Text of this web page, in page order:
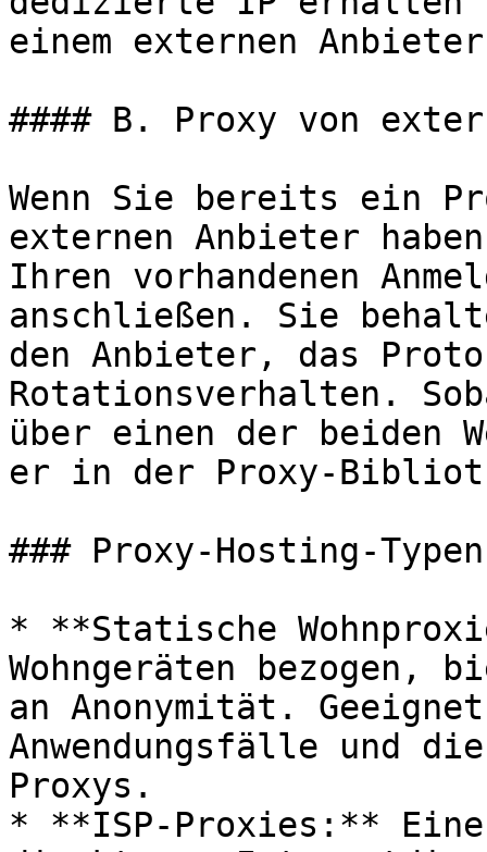
einem externen
#### B. Proxy von
Wenn Sie bereits ein
externen Anbieter
Ihren vorhandenen
anschließen. Sie
den Anbieter, das
Rotationsverhalten.
über einen der beiden
er in der Proxy-
### Proxy-Hosting-
* **Statische
Wohngeräten bezogen,
an Anonymität.
Anwendungsfälle und
Proxys.
* **ISP-Proxies:** Eine